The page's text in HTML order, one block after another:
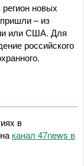
новых
– из
или США. Для
российского
в
канал 47news в